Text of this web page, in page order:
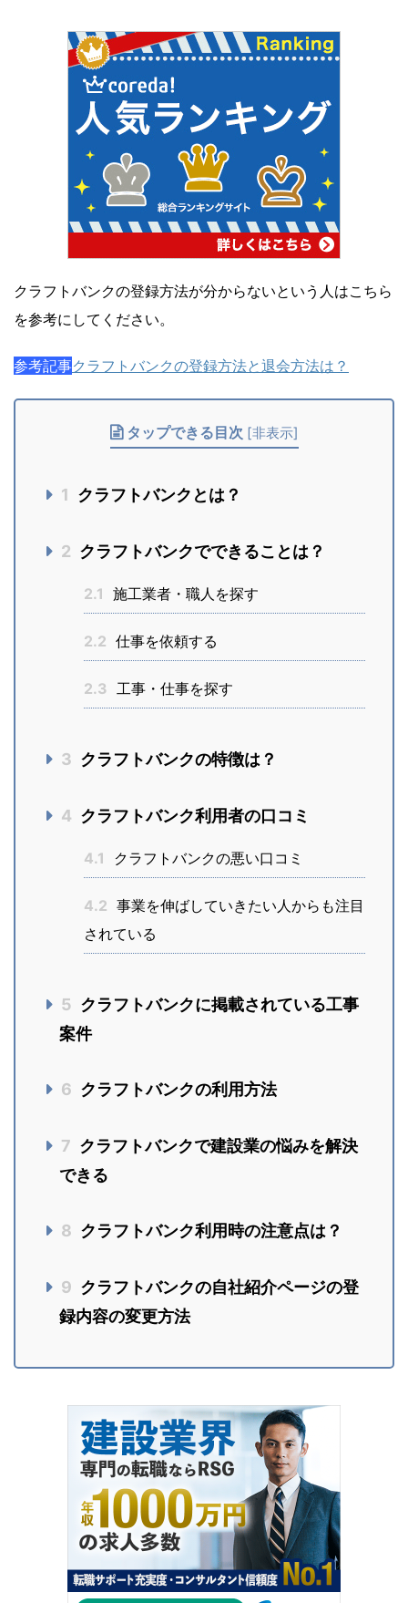
クラフトバンクの登録方法が分からないという人はこちら
を参考にしてください。
参考記事クラフトバンクの登録方法と退会方法は？
タップできる目次 [非表示]
1 クラフトバンクとは？
2 クラフトバンクでできることは？
2.1 施工業者・職人を探す
2.2 仕事を依頼する
2.3 工事・仕事を探す
3 クラフトバンクの特徴は？
4 クラフトバンク利用者の口コミ
4.1 クラフトバンクの悪い口コミ
4.2 事業を伸ばしていきたい人からも注目
されている
5 クラフトバンクに掲載されている工事
案件
6 クラフトバンクの利用方法
7 クラフトバンクで建設業の悩みを解決
できる
8 クラフトバンク利用時の注意点は？
9 クラフトバンクの自社紹介ページの登
録内容の変更方法